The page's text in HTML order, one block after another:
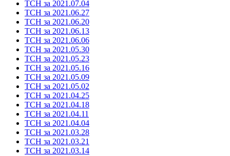
ТСН за 2021.07.04
ТСН за 2021.06.27
ТСН за 2021.06.20
ТСН за 2021.06.13
ТСН за 2021.06.06
ТСН за 2021.05.30
ТСН за 2021.05.23
ТСН за 2021.05.16
ТСН за 2021.05.09
ТСН за 2021.05.02
ТСН за 2021.04.25
ТСН за 2021.04.18
ТСН за 2021.04.11
ТСН за 2021.04.04
ТСН за 2021.03.28
ТСН за 2021.03.21
ТСН за 2021.03.14